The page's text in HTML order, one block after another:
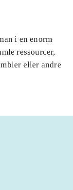
i en enorm
ressourcer,
eller andre